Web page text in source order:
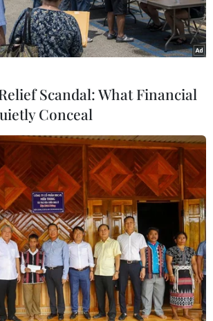
khu 'đất vàng.' (Nguồn: nld.com.vn)
nguyên và Môi trường thành
thông tin gửi các cơ quan thông
quan đến tiến độ sử dụng 2
có Giấy chứng nhận quyền sử
809236 và số CR 809237 (phường
Scandal: What Financial
Conceal